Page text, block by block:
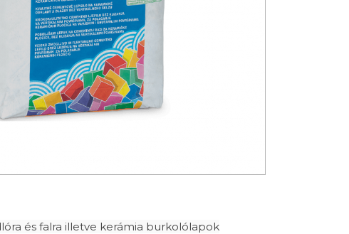
és falra illetve kerámia burkolólapok